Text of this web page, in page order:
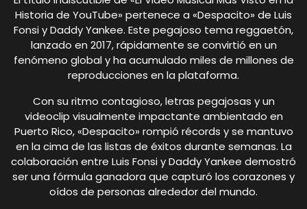
Historia de YouTube» pertenece a «Despacito» de Luis
Fonsi y Daddy Yankee. Este pegajoso tema reggaetón,
lanzado en 2017, rápidamente se convirtió en un
fenómeno global y ha acumulado miles de millones de
reproducciones en la plataforma.
Con su ritmo contagioso, letras pegajosas y un
videoclip visualmente impactante ambientado en
Puerto Rico, «Despacito» rompió récords y se mantuvo
en la cima de las listas de éxitos durante semanas. La
colaboración entre Luis Fonsi y Daddy Yankee demostró
ser una fórmula ganadora que capturó los corazones y
oídos de personas alrededor del mundo.